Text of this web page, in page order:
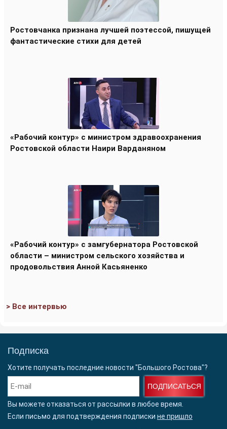
Ростовчанка признана лучшей поэтессой, пишущей
фантастические стихи для детей
«Рабочий контур» с министром здравоохранения
Ростовской области Наири Варданяном
«Рабочий контур» с замгубернатора Ростовской
области – министром сельского хозяйства и
продовольствия Анной Касьяненко
> Все интервью
Подписка
Хотите получать последние новости "Большого Ростова"?
ПОДПИСАТЬСЯ
Вы можете отказаться от рассылки в любое время.
Если письмо для подтверждения подписки не пришло